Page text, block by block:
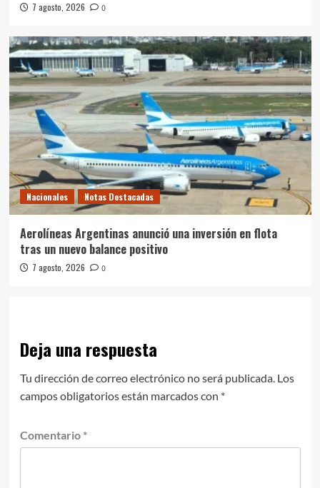
7 agosto, 2026 0
Nacionales Notas Destacadas
Aerolíneas Argentinas anunció una inversión en flota
tras un nuevo balance positivo
7 agosto, 2026 0
Deja una respuesta
Tu dirección de correo electrónico no será publicada. Los
campos obligatorios están marcados con *
Comentario *